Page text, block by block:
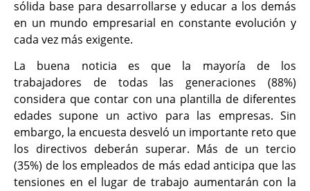
sólida base para desarrollarse y educar a los demás
en un mundo empresarial en constante evolución y
cada vez más exigente.
La buena noticia es que la mayoría de los
trabajadores de todas las generaciones (88%)
considera que contar con una plantilla de diferentes
edades supone un activo para las empresas. Sin
embargo, la encuesta desveló un importante reto que
los directivos deberán superar. Más de un tercio
(35%) de los empleados de más edad anticipa que las
tensiones en el lugar de trabajo aumentarán con la